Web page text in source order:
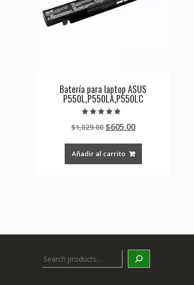
Batería para laptop ASUS
P550L,P550LA,P550LC
4.50
de 5
$1,029.00 Original
was:
$1,029.00.
$605.00Current
$605.00.
Añadir al carrito
Search